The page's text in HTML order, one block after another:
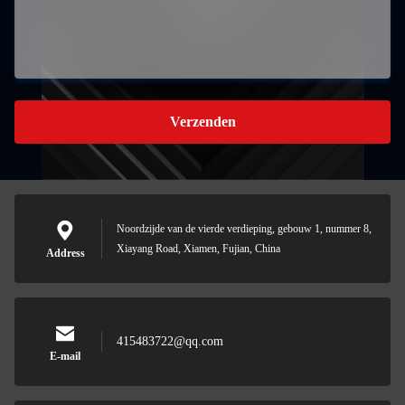
Verzenden
Address
Noordzijde van de vierde verdieping, gebouw 1, nummer 8,
Xiayang Road, Xiamen, Fujian, China
E-mail
415483722@qq.com